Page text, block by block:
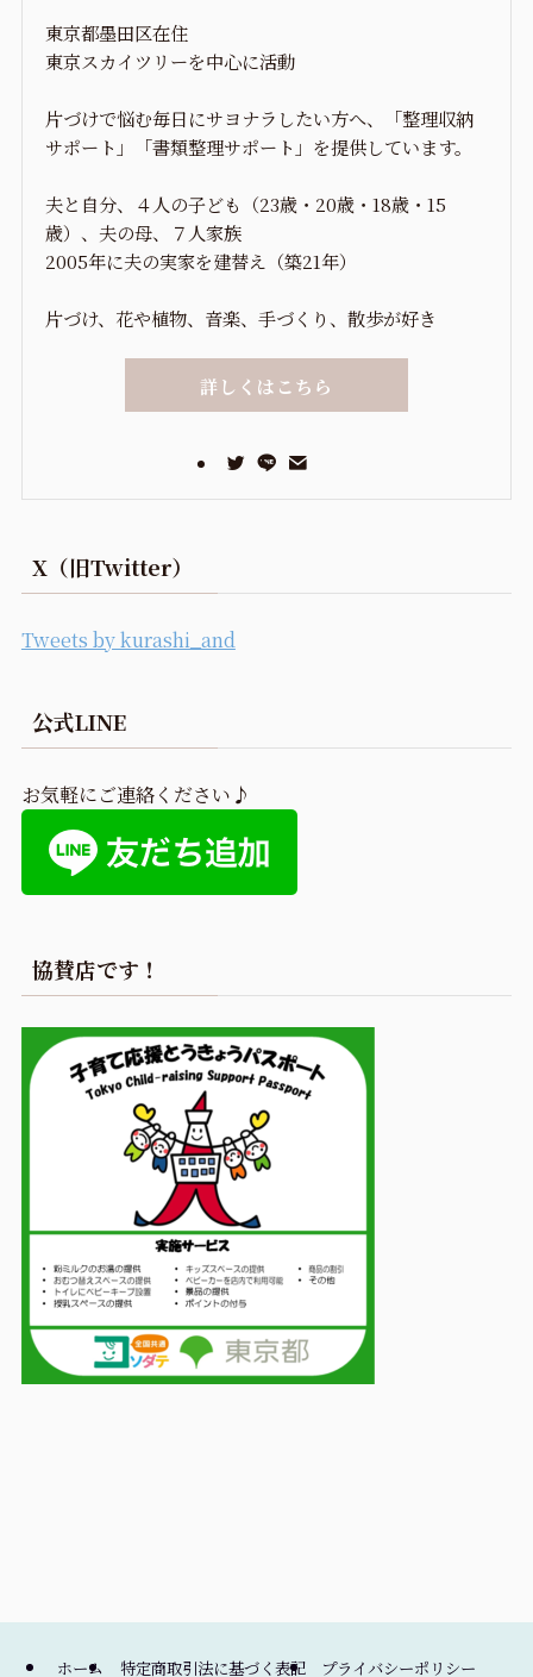
東京都墨田区在住
東京スカイツリーを中心に活動
片づけで悩む毎日にサヨナラしたい方へ、「整理収納
サポート」「書類整理サポート」を提供しています。
夫と自分、４人の子ども（23歳・20歳・18歳・15
歳）、夫の母、７人家族
2005年に夫の実家を建替え（築21年）
片づけ、花や植物、音楽、手づくり、散歩が好き
詳しくはこちら
X（旧Twitter）
Tweets by kurashi_and
公式LINE
お気軽にご連絡ください♪
協賛店です！
ホーム 特定商取引法に基づく表記 プライバシーポリシー